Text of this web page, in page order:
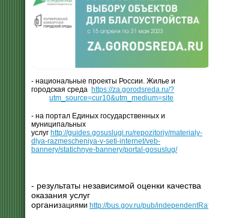
- национальные проекты России. Жилье и
городская среда https://za.gorodsreda.ru/?
utm_source=cur10&utm_medium=site
- на портал Единых государственных и
муниципальных
услуг http://guides.gosuslugi.ru/repozitoriy/materialy-
dlya-razmescheniya-v-seti-internet/veb-
bannery/statichnye-bannery/portal-gosuslug/
- результаты независимой оценки качества
оказания услуг
организациями http://bus.gov.ru/pub/independentRating/list